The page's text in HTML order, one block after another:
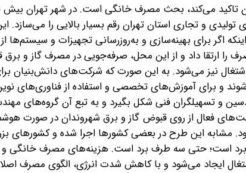
تاکید می‌کند، بحث مصرف خانگی است. در شهر تهران بیش
و تجاری استان تهران رقم بسیار بالایی را می‌سازد.
اگر برای بهینه‌سازی و به‌روزرسانی تجهیزات و سیستم‌ها
ارتقا داد و از این محل، صرفه‌جویی در مصرف گاز و برق
نیز می‌شود. به این صورت که شرکت‌های دانش‌بنیان
و برای آموزش‌های تخصصی و استفاده از فناوری‌های
و تسهیلگران فنی‌ شکل بگیرد و به تبع آن گروه‌های
فعال از روی قبوض گاز و برق شهروندان در صورت
مشابه این طرح در بعضی کشورها اجرا شده و کشورهای
یک معادله برد-برد است؛ حتی سه طرف برد است. هزینه‌های مصرف خانگی و
ایجاد می‌شود و با کاهش شدت انرژی، الگوی مصرف